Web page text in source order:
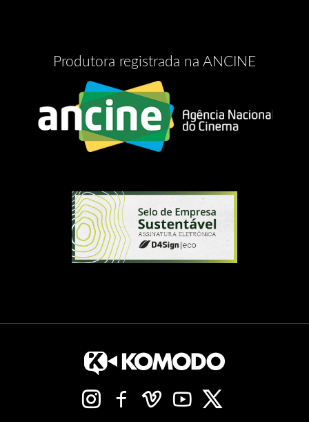
Produtora registrada na ANCINE